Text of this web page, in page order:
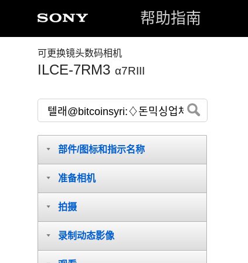
帮助指南
可更换镜头数码相机
ILCE-7RM3 α7RIII
部件/图标和指示名称
准备相机
拍摄
录制动态影像